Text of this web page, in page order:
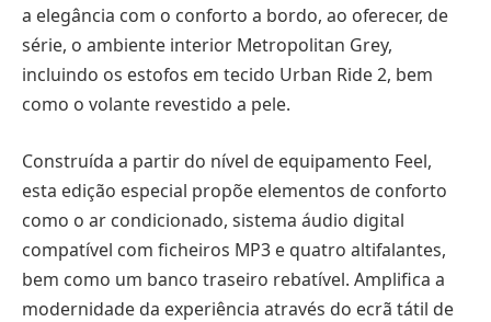
a elegância com o conforto a bordo, ao oferecer, de
série, o ambiente interior Metropolitan Grey,
incluindo os estofos em tecido Urban Ride 2, bem
como o volante revestido a pele.
Construída a partir do nível de equipamento Feel,
esta edição especial propõe elementos de conforto
como o ar condicionado, sistema áudio digital
compatível com ficheiros MP3 e quatro altifalantes,
bem como um banco traseiro rebatível. Amplifica a
modernidade da experiência através do ecrã tátil de